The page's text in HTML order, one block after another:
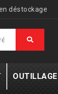
déstockage
OUTILLAGE